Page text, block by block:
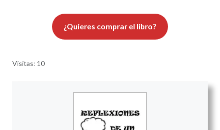
¿Quieres comprar el libro?
Visitas: 10